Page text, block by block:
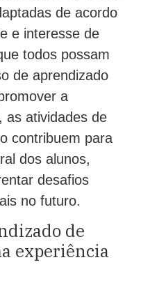
de acordo
e interesse de
todos possam
de aprendizado
a
as atividades de
contribuem para
dos alunos,
desafios
no futuro.
de
experiência